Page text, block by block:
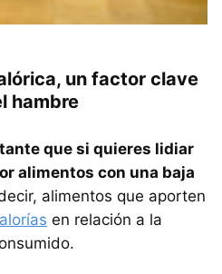
un factor clave
hambre
que si quieres lidiar
alimentos con una baja
alimentos que aporten
en relación a la